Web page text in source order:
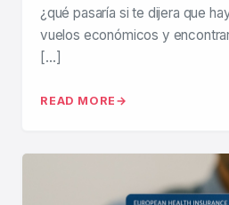
¿qué pasaría si te dijera que
vuelos económicos y
[…]
READ MORE